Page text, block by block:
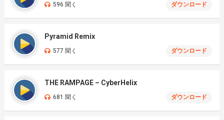
596 聞く ダウンロード
Pyramid Remix
577 聞く ダウンロード
THE RAMPAGE – CyberHelix
681 聞く ダウンロード